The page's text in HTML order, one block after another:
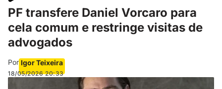
PF transfere Daniel Vorcaro para
cela comum e restringe visitas de
advogados
Por Igor Teixeira
18/05/2026 20:33